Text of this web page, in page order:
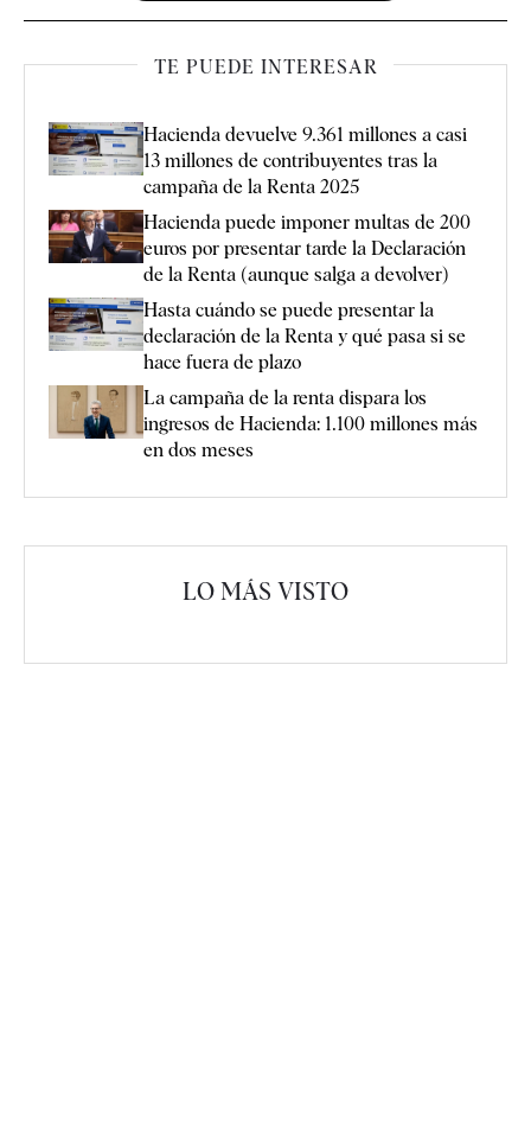
TE PUEDE INTERESAR
Hacienda devuelve 9.361 millones a casi
13 millones de contribuyentes tras la
campaña de la Renta 2025
Hacienda puede imponer multas de 200
euros por presentar tarde la Declaración
de la Renta (aunque salga a devolver)
Hasta cuándo se puede presentar la
declaración de la Renta y qué pasa si se
hace fuera de plazo
La campaña de la renta dispara los
ingresos de Hacienda: 1.100 millones más
en dos meses
LO MÁS VISTO